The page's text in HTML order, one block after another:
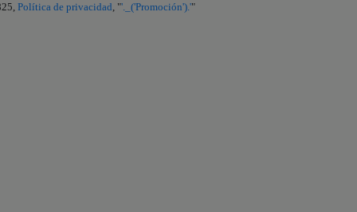
Política de privacidad, "'._('Promoción').'"